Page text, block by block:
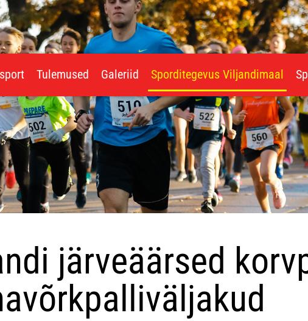
Tulemused Galeriid Sporditegevus Viljandimaal
järveäärsed